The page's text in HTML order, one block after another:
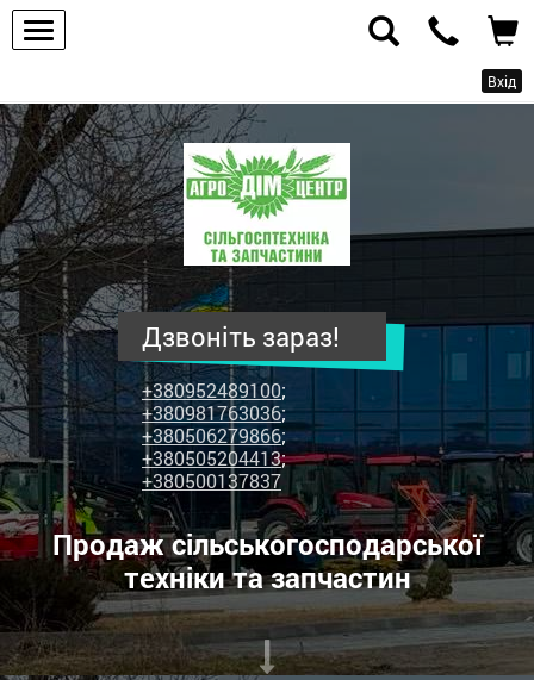
Вхід
ПП
"Агродім-
центр"
-
продаж
сільськогосподарської
техніки
та
запчастин
Дзвоніть зараз!
+380952489100;
+380981763036;
+380506279866;
+380505204413;
+380500137837
Продаж сільськогосподарської
техніки та запчастин